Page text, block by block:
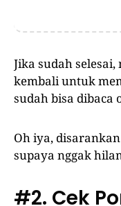
Jika sudah
kembali untuk
sudah bisa dibaca
Oh iya,
supaya nggak
#2. Cek